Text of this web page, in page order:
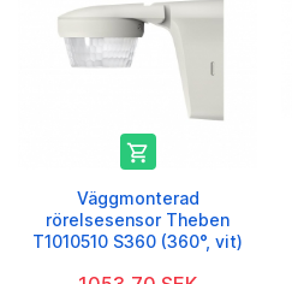

Väggmonterad
rörelsesensor Theben
T1010510 S360 (360°, vit)